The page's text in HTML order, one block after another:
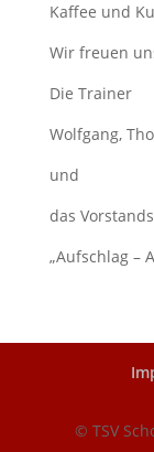
Kaffee und
Wir freuen
Die Trainer
Wolfgang,
und
das
„Aufschlag –
© TSV